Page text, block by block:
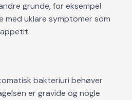
grunde, for eksempel
med uklare symptomer som
bakteriuri behøver
er gravide og nogle